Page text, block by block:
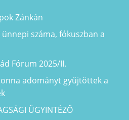
Zánkán
száma, fókuszban a
Fórum 2025/II.
tonna adományt gyűjtöttek a
ÜGYINTÉZŐ